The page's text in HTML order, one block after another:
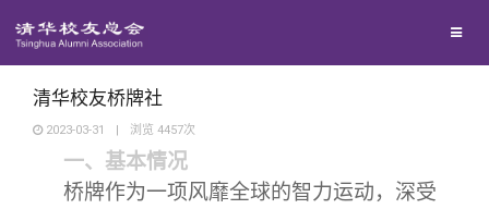
回馈母校
清华校友桥牌社
2023-03-31 | 浏览 4457次
一、基本情况
桥牌作为一项风靡全球的智力运动，深受